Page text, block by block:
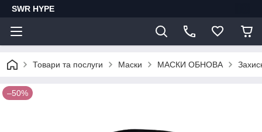
SWR HYPE
Товари та послуги Маски МАСКИ ОБНОВА
–50%